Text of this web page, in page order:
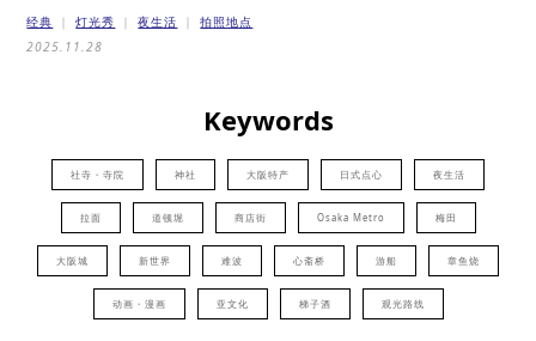
经典 灯光秀 夜生活
拍照地点
2025.11.28
Keywords
社寺・寺院 神社 大阪特产 日式点心 夜生活
拉面 道顿堀 商店街 Osaka Metro 梅田
大阪城 新世界 难波 心斋桥 游船 章鱼烧
动画・漫画 亚文化 梯子酒 观光路线